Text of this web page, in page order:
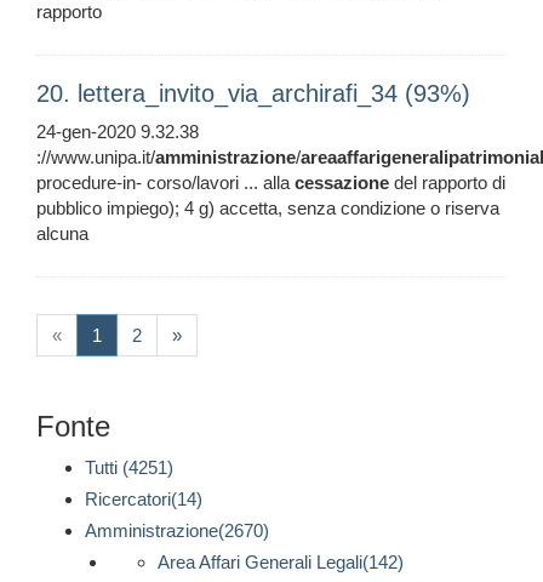
rapporto
20. lettera_invito_via_archirafi_34 (93%)
24-gen-2020 9.32.38
://www.unipa.it/amministrazione/
procedure-in- corso/lavori ... allacessazione del rapporto di
pubblico impiego); 4 g) accetta, senza condizione o riserva
alcuna
« 1 (current)
2 »
Fonte
Tutti (4251)
Ricercatori(14)
Amministrazione(2670)
Area Affari Generali Legali(142)